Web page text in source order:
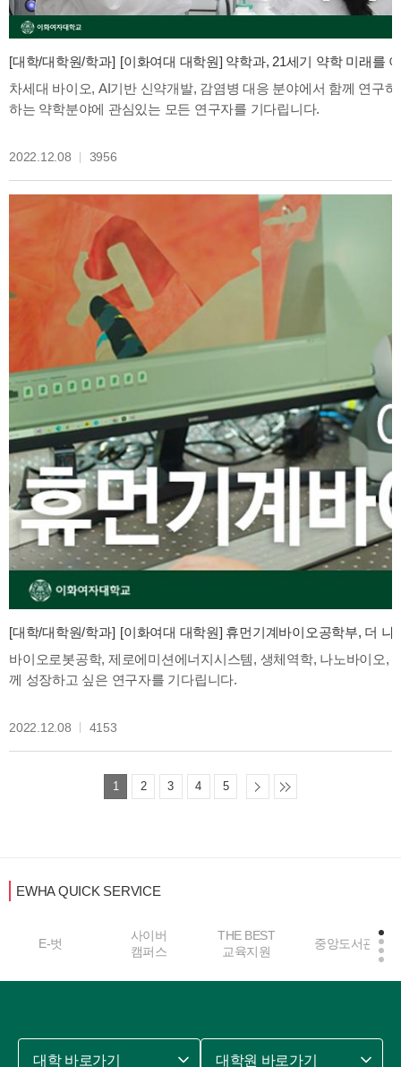
[대학/대학원/학과] [이화여대 대학원] 약학과, 21세기 약학 미래를 이끄는 곳!
차세대 바이오, AI기반 신약개발, 감염병 대응 분야에서 함께 연구
하는 약학분야에 관심있는 모든 연구자를 기다립니다.
2022.12.08 3956
[대학/대학원/학과] [이화여대 대학원] 휴먼기계바이오공학부, 더 나은
바이오로봇공학, 제로에미션에너지시스템, 생체역학, 나노바이오,
께 성장하고 싶은 연구자를 기다립니다.
2022.12.08 4153
1 2 3 4 5
EWHA QUICK SERVICE
E-벗
사이버
캠퍼스
THE BEST
교육지원
중앙도서관
대학 바로가기 대학원 바로가기